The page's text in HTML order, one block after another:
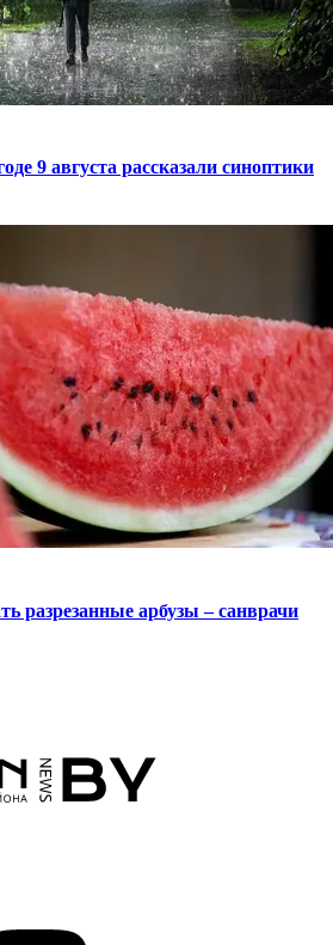
9 августа рассказали синоптики
разрезанные арбузы – санврачи